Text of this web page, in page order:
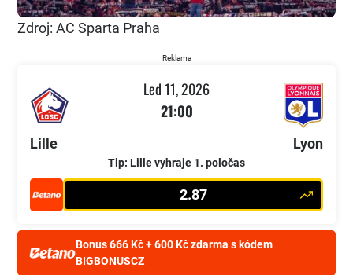
Zdroj: AC Sparta Praha
Reklama
Lille
Led 11, 2026
21:00
Tip: Lille vyhraje 1. poločas
Lyon
2.87
Bonus 666 Kč + 600 Kč zdarma s kódem
BIGBONUSCZ